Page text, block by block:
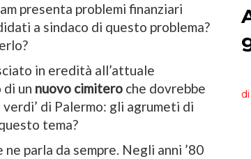
presenta problemi finanziari
a sindaco di questo problema?
in eredità all’attuale
un nuovo cimitero che dovrebbe
di Palermo: gli agrumeti di
tema?
ne parla da sempre. Negli anni ’80